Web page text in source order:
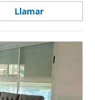
Llamar